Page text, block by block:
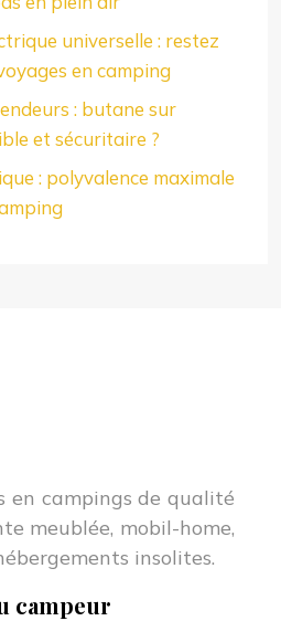
universelle : restez
en camping
: butane sur
et sécuritaire ?
: polyvalence maximale
en campings de qualité
meublée, mobil-home,
insolites.
campeur